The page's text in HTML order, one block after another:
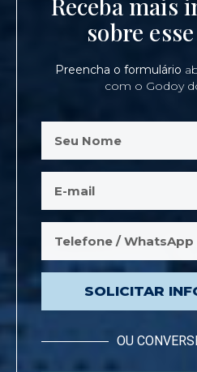
sobre
Preencha o formulário
com o Godoy
SOLICITAR
OU